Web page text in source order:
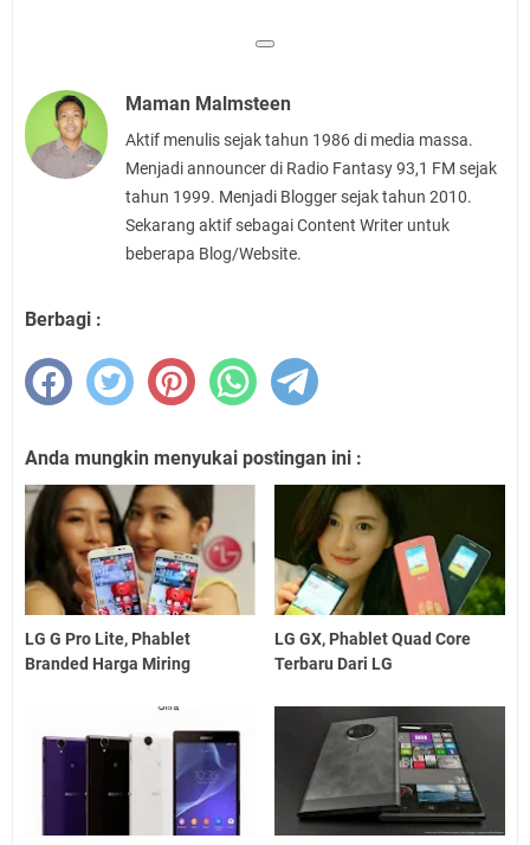
Maman Malmsteen
Aktif menulis sejak tahun 1986 di media massa.
Menjadi announcer di Radio Fantasy 93,1 FM sejak
tahun 1999. Menjadi Blogger sejak tahun 2010.
Sekarang aktif sebagai Content Writer untuk
beberapa Blog/Website.
Berbagi :
Anda mungkin menyukai postingan ini :
LG G Pro Lite, Phablet
Branded Harga Miring
LG GX, Phablet Quad Core
Terbaru Dari LG